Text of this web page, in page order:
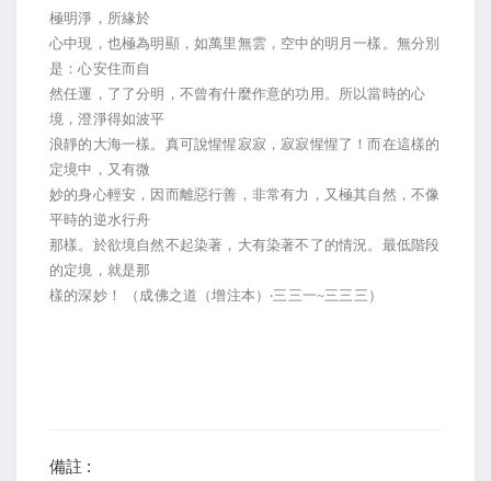
極明淨，所緣於
心中現，也極為明顯，如萬里無雲，空中的明月一樣。無分別
是：心安住而自
然任運，了了分明，不曾有什麼作意的功用。所以當時的心
境，澄淨得如波平
浪靜的大海一樣。真可說惺惺寂寂，寂寂惺惺了！而在這樣的
定境中，又有微
妙的身心輕安，因而離惡行善，非常有力，又極其自然，不像
平時的逆水行舟
那樣。於欲境自然不起染著，大有染著不了的情況。最低階段
的定境，就是那
樣的深妙！ （成佛之道（增注本）‧三三一~三三三）
備註 :